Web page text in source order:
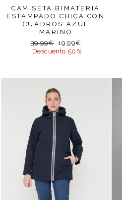
CAMISETA BIMATERIA
ESTAMPADO CHICA CON
CUADROS AZUL
MARINO
Precio
habitual
39,99€ Precio
de
19,99€
Descuento 50%